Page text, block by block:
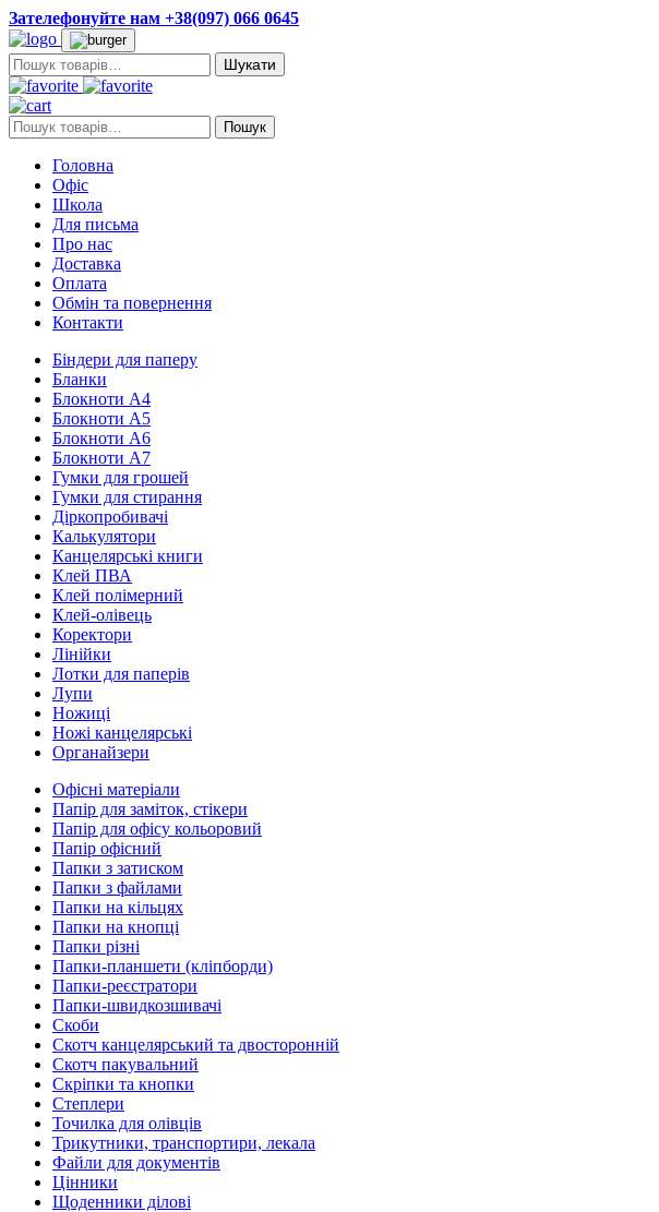
Зателефонуйте нам +38(097) 066 0645
Пошук:
Пошук: Пошук
Головна
Офіс
Школа
Для письма
Про нас
Доставка
Оплата
Обмін та повернення
Контакти
Біндери для паперу
Бланки
Блокноти А4
Блокноти А5
Блокноти А6
Блокноти А7
Гумки для грошей
Гумки для стирання
Діркопробивачі
Калькулятори
Канцелярські книги
Клей ПВА
Клей полімерний
Клей-олівець
Коректори
Лінійки
Лотки для паперів
Лупи
Ножиці
Ножі канцелярські
Органайзери
Офісні матеріали
Папір для заміток, стікери
Папір для офісу кольоровий
Папір офісний
Папки з затиском
Папки з файлами
Папки на кільцях
Папки на кнопці
Папки різні
Папки-планшети (кліпборди)
Папки-реєстратори
Папки-швидкозшивачі
Скоби
Скотч канцелярський та двосторонній
Скотч пакувальний
Скріпки та кнопки
Степлери
Точилка для олівців
Трикутники, транспортири, лекала
Файли для документів
Цінники
Щоденники ділові